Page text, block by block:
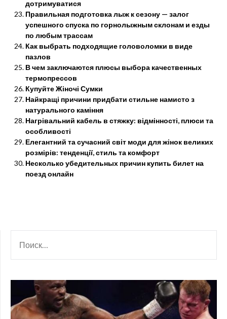
дотримуватися
Правильная подготовка лыж к сезону — залог
успешного спуска по горнолыжным склонам и езды
по любым трассам
Как выбрать подходящие головоломки в виде
пазлов
В чем заключаются плюсы выбора качественных
термопрессов
Купуйте Жіночі Сумки
Найкращі причини придбати стильне намисто з
натурального каміння
Нагрівальний кабель в стяжку: відмінності, плюси та
особливості
Елегантний та сучасний світ моди для жінок великих
розмірів: тенденції, стиль та комфорт
Несколько убедительных причин купить билет на
поезд онлайн